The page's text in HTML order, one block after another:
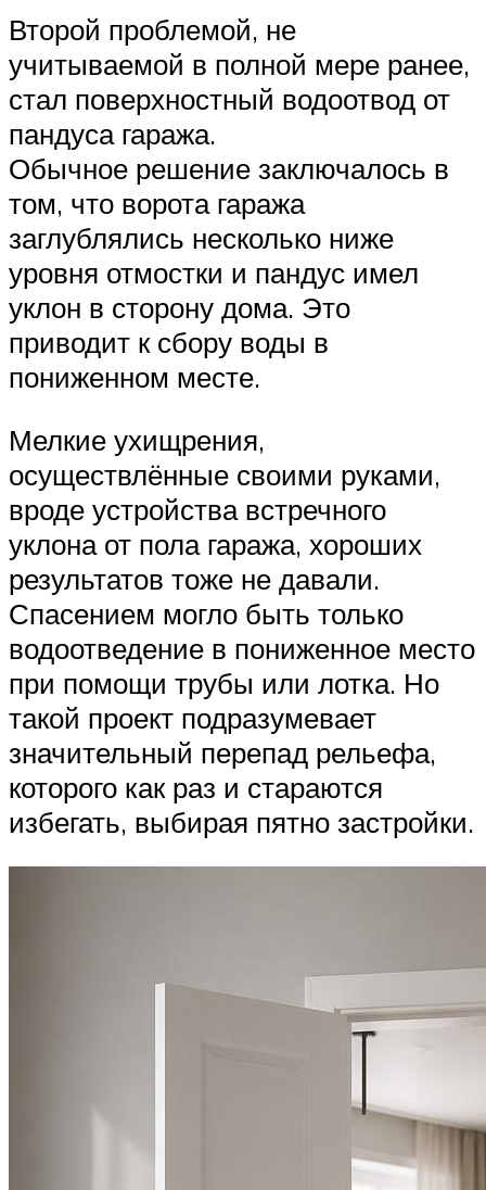
Второй проблемой, не
учитываемой в полной мере ранее,
стал поверхностный водоотвод от
пандуса гаража.
Обычное решение заключалось в
том, что ворота гаража
заглублялись несколько ниже
уровня отмостки и пандус имел
уклон в сторону дома. Это
приводит к сбору воды в
пониженном месте.
Мелкие ухищрения,
осуществлённые своими руками,
вроде устройства встречного
уклона от пола гаража, хороших
результатов тоже не давали.
Спасением могло быть только
водоотведение в пониженное место
при помощи трубы или лотка. Но
такой проект подразумевает
значительный перепад рельефа,
которого как раз и стараются
избегать, выбирая пятно застройки.